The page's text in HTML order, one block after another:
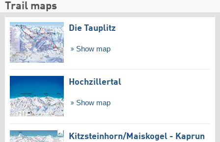
Trail maps
Die Tauplitz
Show map
Hochzillertal
Show map
Kitzsteinhorn/​Maiskogel - Kaprun